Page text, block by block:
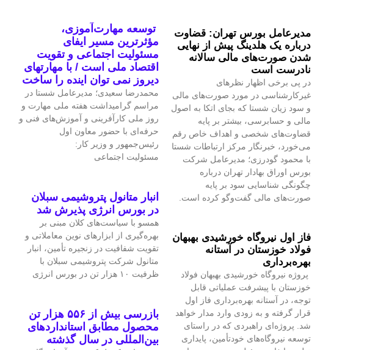
مدیرعامل بورس تهران: قضاوت
درباره یک هلدینگ پیش از نهایی
شدن صورت‌های مالی سالانه
نادرست است
در پی برخی اظهار نظرهای
غیرکارشناسی در مورد صورت‌های مالی
و سود زیان شستا که بجای اتکا به اصول
مالی و حسابرسی، بیشتر بر پایه
قضاوت‌‌های شخصی و اهداف خاص رقم
می‌خورد، خبرنگار مرکز ارتباطات شستا
با محمود گودرزی؛ مدیرعامل شرکت
بورس اوراق بهادار تهران درباره
چگونگی شناسایی سود بر پایه
صورت‌های مالی گفت‌وگو کرده است.
فاز اول نیروگاه خورشیدی بهبهان
فولاد خوزستان در آستانه
بهره‌برداری
پروژه نیروگاه خورشیدی بهبهان فولاد
خوزستان با پیشرفت عملیاتی قابل‌
توجه، در آستانه بهره‌برداری فاز اول
قرار گرفته و به‌ زودی وارد مدار خواهد
شد. پروژه‌ای راهبردی که در راستای
توسعه نیروگاه‌های خودتأمین، پایداری
توسعه مهارت‌آموزی،
مؤثرترین مسیر ایفای
مسئولیت اجتماعی و تقویت
اقتصاد ملی است / با مهارتهای
دیروز نمی توان اینده را ساخت
محمدرضا سعیدی؛ مدیرعامل شستا در
مراسم گرامیداشت هفته ملی مهارت و
روز ملی کارآفرینی و آموزش‌های فنی و
حرفه‌ای با حضور معاون اول
رئیس‌جمهور و وزیر کار:
مسئولیت اجتماعی
انبار متانول پتروشیمی سبلان
در بورس انرژی پذیرش شد
همسو با سیاست‌های کلان مبنی بر
بهره‌گیری از ابزارهای نوین معاملاتی و
تقویت شفافیت در زنجیره تأمین، انبار
متانول شرکت پتروشیمی سبلان با
ظرفیت ۱۰ هزار تن در بورس انرژی
بازرسی بیش از ۵۵۶ هزار تن
محصول مطابق استانداردهای
بین‌المللی در سال گذشته